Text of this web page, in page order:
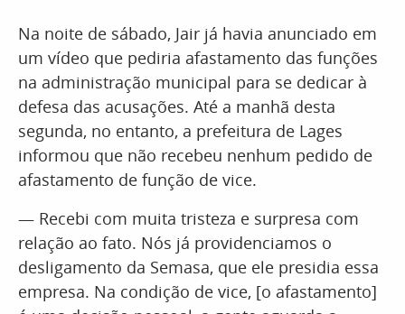
Na noite de sábado, Jair já havia anunciado em
um vídeo que pediria afastamento das funções
na administração municipal para se dedicar à
defesa das acusações. Até a manhã desta
segunda, no entanto, a prefeitura de Lages
informou que não recebeu nenhum pedido de
afastamento de função de vice.
— Recebi com muita tristeza e surpresa com
relação ao fato. Nós já providenciamos o
desligamento da Semasa, que ele presidia essa
empresa. Na condição de vice, [o afastamento]